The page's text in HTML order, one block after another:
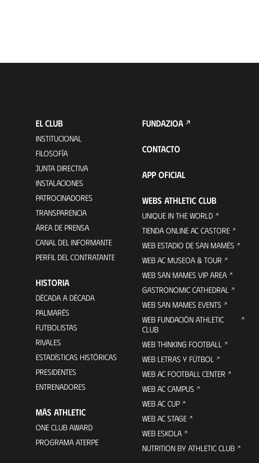
EL CLUB
INSTITUCIONAL
FILOSOFÍA
JUNTA DIRECTIVA
INSTALACIONES
PATROCINADORES
TRANSPARENCIA
ÁREA DE PRENSA
CANAL DEL INFORMANTE
PERFIL DEL CONTRATANTE
HISTORIA
DÉCADA A DÉCADA
PALMARÉS
FUTBOLISTAS
RIVALES
ESTADÍSTICAS HISTÓRICAS
PRESIDENTES
ENTRENADORES
MÁS ATHLETIC
ONE CLUB AWARD
PROGRAMA ATERPE
FUNDAZIOA
CONTACTO
APP OFICIAL
WEBS ATHLETIC CLUB
UNIQUE IN THE WORLD
TIENDA ONLINE AC CASTORE
WEB ESTADIO DE SAN MAMÉS
WEB AC MUSEOA & TOUR
WEB SAN MAMES VIP AREA
GASTRONOMIC CATHEDRAL
WEB SAN MAMES EVENTS
WEB FUNDACIÓN ATHLETIC
CLUB
WEB THINKING FOOTBALL
WEB LETRAS Y FÚTBOL
WEB AC FOOTBALL CENTER
WEB AC CAMPUS
WEB AC CUP
WEB AC STAGE
WEB ESKOLA
NUTRITION BY ATHLETIC CLUB